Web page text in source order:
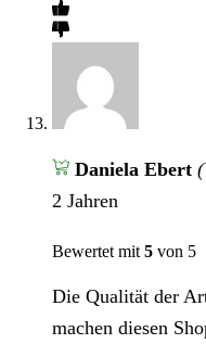
Daniela Ebert
2 Jahren
Bewertet mit 5 von 5
Die Qualität der
machen diesen